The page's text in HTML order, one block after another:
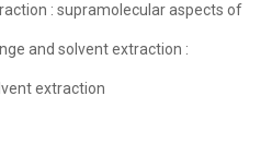
: supramolecular aspects of
and solvent extraction :
extraction